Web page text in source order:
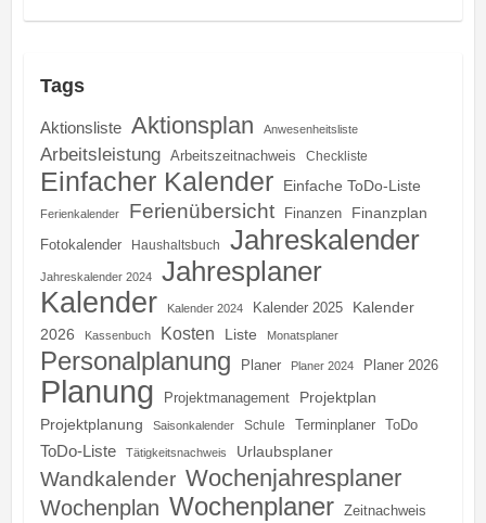
Tags
Aktionsliste Aktionsplan Anwesenheitsliste
Arbeitsleistung Arbeitszeitnachweis Checkliste
Einfacher Kalender Einfache ToDo-Liste
Ferienkalender Ferienübersicht Finanzen Finanzplan
Fotokalender Haushaltsbuch Jahreskalender
Jahreskalender 2024 Jahresplaner
Kalender Kalender 2024 Kalender 2025
Kalender
2026
Kassenbuch Kosten Liste Monatsplaner
Personalplanung Planer Planer 2024 Planer 2026
Planung Projektmanagement
Projektplan
Projektplanung
Saisonkalender Schule Terminplaner ToDo
ToDo-Liste Tätigkeitsnachweis Urlaubsplaner
Wandkalender Wochenjahresplaner
Wochenplan Wochenplaner Zeitnachweis